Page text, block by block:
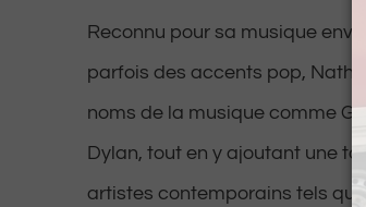
Reconnu pour sa musique
parfois des accents pop,
noms de la musique comme
Dylan, tout en y ajoutant une
artistes contemporains tels que